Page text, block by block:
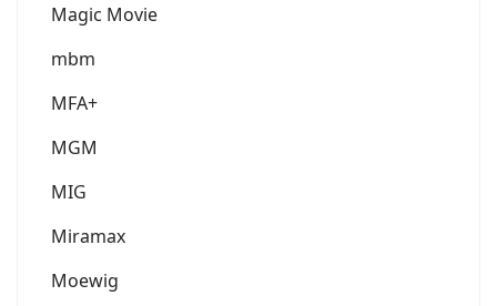
Magic Movie
mbm
MFA+
MGM
MIG
Miramax
Moewig